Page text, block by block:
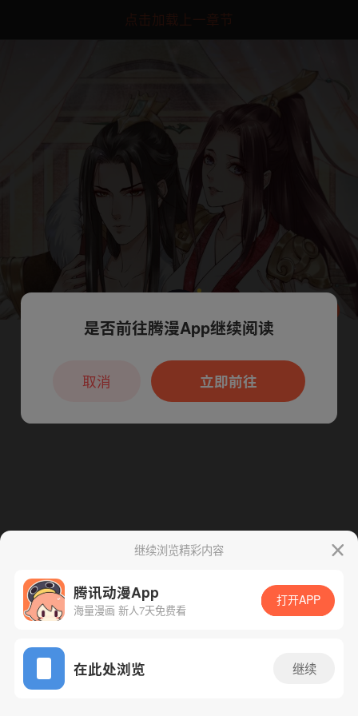
点击加载上一章节
App免费看
腾漫App免费看
继续浏览精彩内容
腾讯动漫App
海量漫画 新人7天免费看
打开APP
在此处浏览 继续
本章节仅支持App阅读，可打开App新用
户7天免费看
是否前往腾漫App继续阅读
立即前往
取消